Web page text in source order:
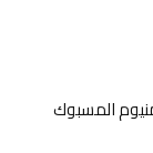
المسبوك